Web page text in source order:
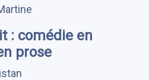
: comédie en
prose